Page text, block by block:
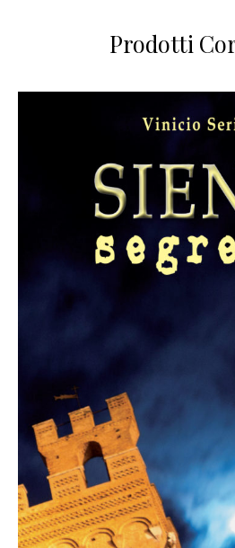
Prodotti